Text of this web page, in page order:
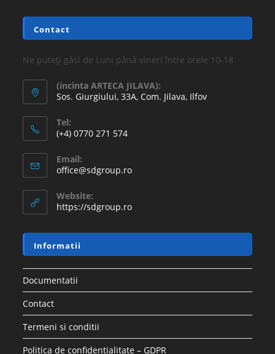
Contact
Ne puteți găsi de Luni până vineri între orele 10-18
(incinta ARTECA JILAVA):
Sos. Giurgiului, 33A, Com. Jilava, Ilfov
Tel:
(+4) 0770 271 574
Email:
office@sdgroup.ro
Website:
https://sdgroup.ro
Informatii
Documentatii
Contact
Termeni si conditii
Politica de confidentialitate – GDPR